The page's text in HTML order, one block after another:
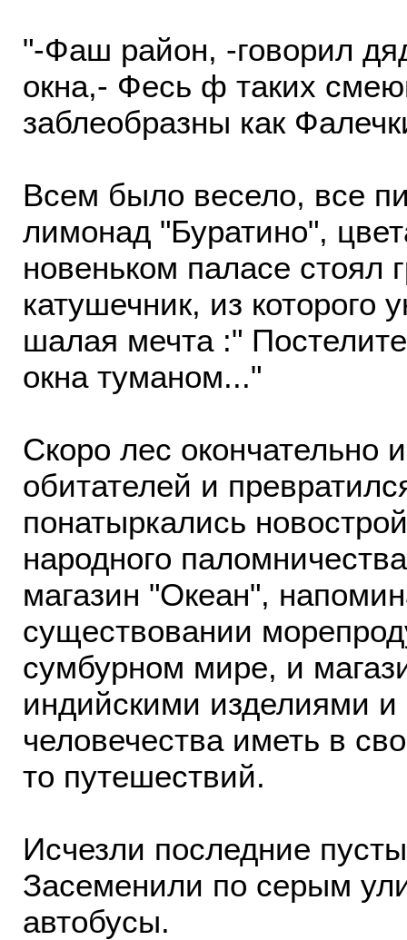
"-Фаш район, -говорил
окна,- Фесь ф таких
заблеобразны как
Всем было весело, все
лимонад "Буратино",
новеньком паласе стоял
катушечник, из которого
шалая мечта :"
окна туманом..."
Скоро лес окончательно
обитателей и
понатыркались
народного
магазин "Океан",
существовании
сумбурном мире, и
индийскими изделиями
человечества иметь в
то путешествий.
Исчезли последние
Засеменили по серым
автобусы.